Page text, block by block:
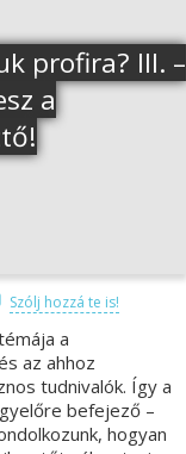
profira? III. –
a
Szólj hozzá te is!
a
az ahhoz
tudnivalók. Így a
befejező –
hogyan